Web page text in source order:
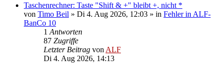
Taschenrechner: Taste "Shift & +" bleibt +, nicht *
von Timo Beil » Di 4. Aug 2026, 12:03 » in Fehler in ALF-
BanCo 10
1 Antworten
87 Zugriffe
Letzter Beitrag von ALF
Di 4. Aug 2026, 14:13